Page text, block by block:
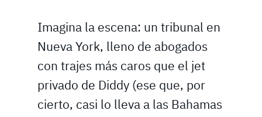
Imagina la escena: un tribunal en
Nueva York, lleno de abogados
con trajes más caros que el jet
privado de Diddy (ese que, por
cierto, casi lo lleva a las Bahamas